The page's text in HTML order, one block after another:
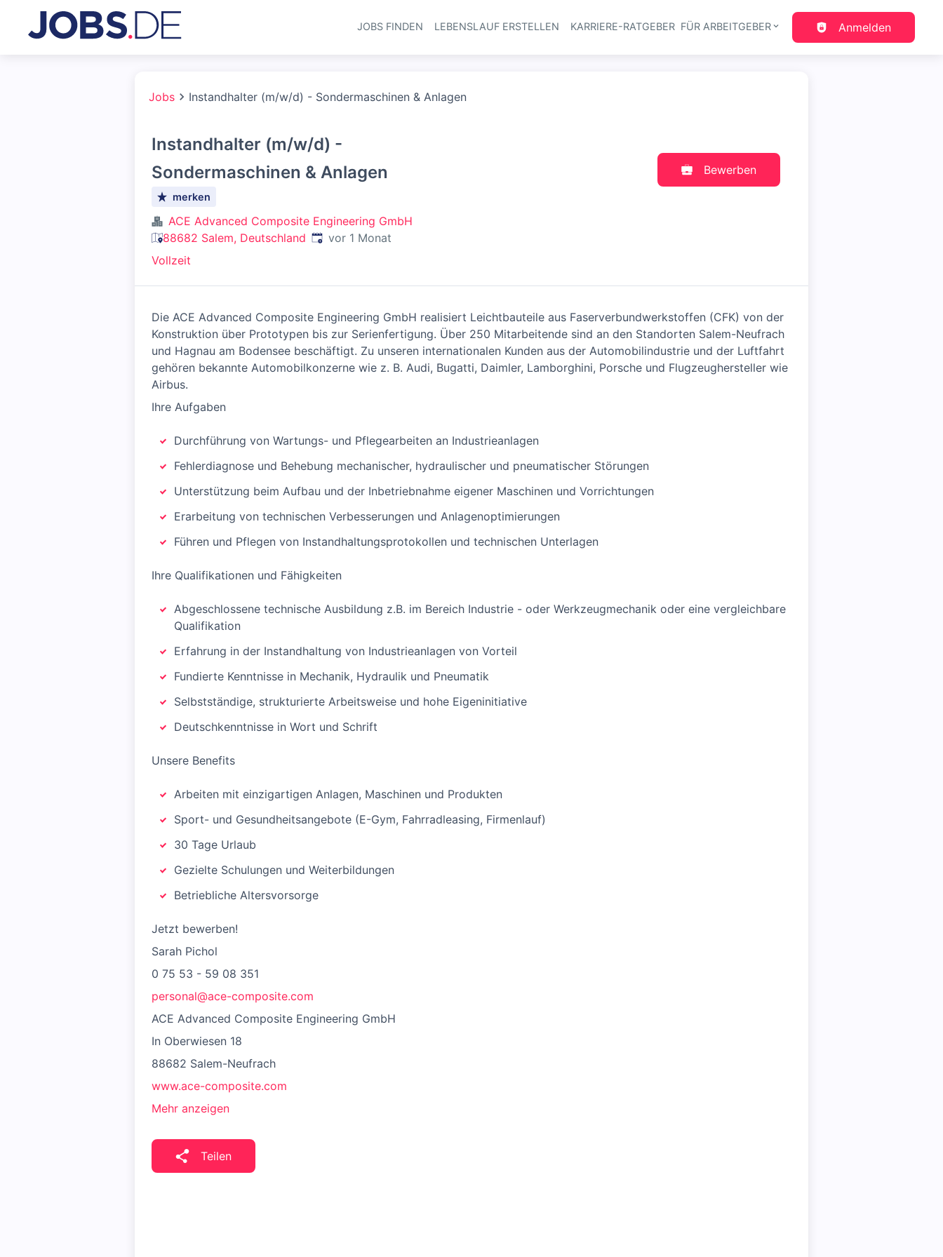
Haupt-Navigation
JOBS FINDEN LEBENSLAUF ERSTELLEN KARRIERE-RATGEBER FÜR ARBEITGEBER Anmelden
Jobs Instandhalter (m/w/d) - Sondermaschinen & Anlagen
Instandhalter (m/w/d) -
Sondermaschinen & Anlagen
merken
ACE Advanced Composite Engineering GmbH
88682 Salem, Deutschland Veröffentlicht:
vor 1 Monat
Vollzeit
Bewerben
Die ACE Advanced Composite Engineering GmbH realisiert Leichtbauteile aus Faserverbundwerkstoffen (CFK) von der
Konstruktion über Prototypen bis zur Serienfertigung. Über 250 Mitarbeitende sind an den Standorten Salem-Neufrach
und Hagnau am Bodensee beschäftigt. Zu unseren internationalen Kunden aus der Automobilindustrie und der Luftfahrt
gehören bekannte Automobilkonzerne wie z. B. Audi, Bugatti, Daimler, Lamborghini, Porsche und Flugzeughersteller wie
Airbus.
Ihre Aufgaben
Durchführung von Wartungs- und Pflegearbeiten an Industrieanlagen
Fehlerdiagnose und Behebung mechanischer, hydraulischer und pneumatischer Störungen
Unterstützung beim Aufbau und der Inbetriebnahme eigener Maschinen und Vorrichtungen
Erarbeitung von technischen Verbesserungen und Anlagenoptimierungen
Führen und Pflegen von Instandhaltungsprotokollen und technischen Unterlagen
Ihre Qualifikationen und Fähigkeiten
Abgeschlossene technische Ausbildung z.B. im Bereich Industrie - oder Werkzeugmechanik oder eine vergleichbare
Qualifikation
Erfahrung in der Instandhaltung von Industrieanlagen von Vorteil
Fundierte Kenntnisse in Mechanik, Hydraulik und Pneumatik
Selbstständige, strukturierte Arbeitsweise und hohe Eigeninitiative
Deutschkenntnisse in Wort und Schrift
Unsere Benefits
Arbeiten mit einzigartigen Anlagen, Maschinen und Produkten
Sport- und Gesundheitsangebote (E-Gym, Fahrradleasing, Firmenlauf)
30 Tage Urlaub
Gezielte Schulungen und Weiterbildungen
Betriebliche Altersvorsorge
Jetzt bewerben!
Sarah Pichol
0 75 53 - 59 08 351
personal@ace-composite.com
ACE Advanced Composite Engineering GmbH
In Oberwiesen 18
88682 Salem-Neufrach
www.ace-composite.com
Mehr anzeigen
Teilen